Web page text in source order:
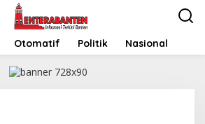
Otomatif Politik Nasional